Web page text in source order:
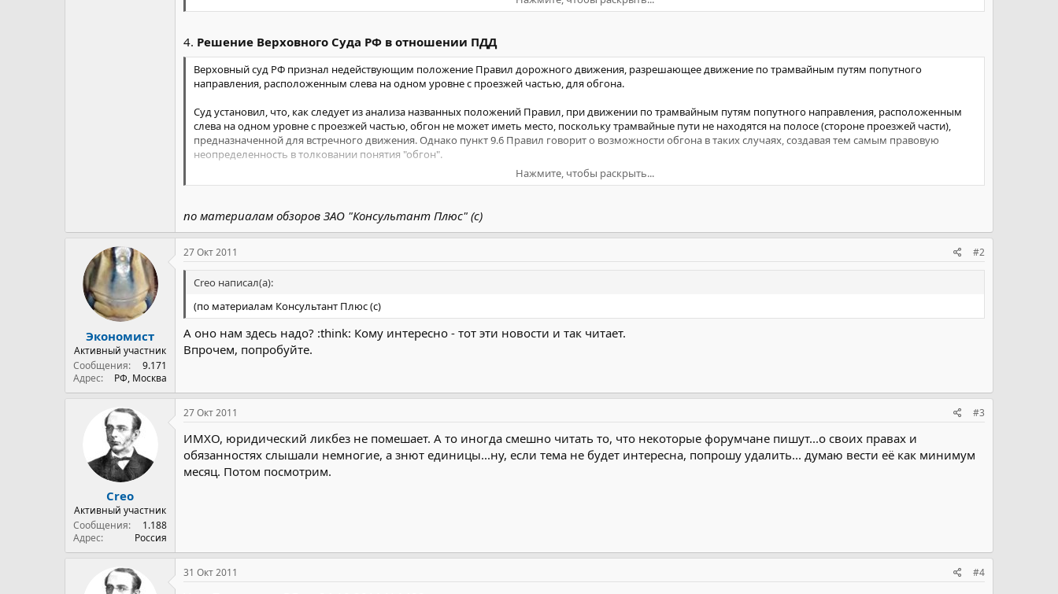
- формирование и ведение национальной части Единого реестра органов по сертификации и испытательных лабораторий (центров) ТС;
- выдачу изготовленных по единой форме бланков сертификатов соответствия.
Напомним, что Федеральная служба по аккредитации была образована Указом Президента РФ от 24.01.2011 N 86 "О единой национальной системе
аккредитации".
4. Решение Верховного Суда РФ в отношении ПДД
Верховный суд РФ признал недействующим положение Правил дорожного движения, разрешающее движение по трамвайным путям попутного
направления, расположенным слева на одном уровне с проезжей частью, для обгона.
Суд установил, что, как следует из анализа названных положений Правил, при движении по трамвайным путям попутного направления, расположенным
слева на одном уровне с проезжей частью, обгон не может иметь место, поскольку трамвайные пути не находятся на полосе (стороне проезжей части),
предназначенной для встречного движения. Однако пункт 9.6 Правил говорит о возможности обгона в таких случаях, создавая тем самым правовую
неопределенность в толковании понятия "обгон".
Суд указал, что названное положение пункта 9.6 Правил не отвечает критериям определенности, ясности и недвусмысленности и признал его
Нажмите, чтобы раскрыть...
по материалам обзоров ЗАО "Консультант Плюс" (с)
Экономист
Активный участник
Сообщения
9.171
Адрес
РФ, Москва
27 Окт 2011 #2
Creo написал(а):
(по материалам Консультант Плюс (с)
А оно нам здесь надо? :think: Кому интересно - тот эти новости и так читает.
Впрочем, попробуйте.
Creo
Активный участник
Сообщения
1.188
Адрес
Россия
27 Окт 2011 #3
ИМХО, юридический ликбез не помешает. А то иногда смешно читать то, что некоторые форумчане пишут...о своих правах и
обязанностях слышали немногие, а знют единицы...ну, если тема не будет интересна, попрошу удалить... думаю вести её как минимум
месяц. Потом посмотрим.
31 Окт 2011 #4